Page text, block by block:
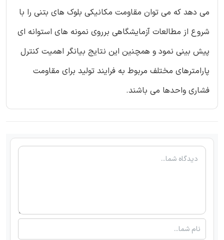
می دهد که می توان مقاومت مکانیکی بلوک های بتنی را با
شروع از مطالعات آزمایشگاهی برروی نمونه های استوانه ای
پیش بینی نمود و همچنین این نتایج بیانگر اهمیت کنترل
پارامترهای مختلف مربوط به فرایند تولید برای مقاومت
فشاری واحدها می باشند.